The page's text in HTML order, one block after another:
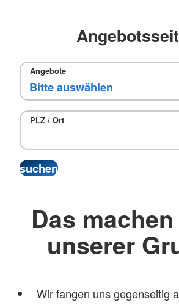
Angebote
PLZ / Ort
Das
unserer
Wir fangen uns gegenseitig